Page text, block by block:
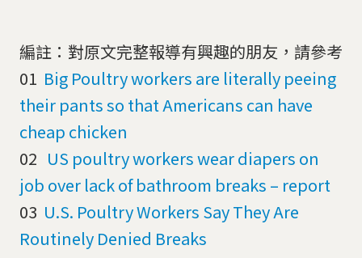
編註：對原文完整報導有興趣的朋友，請參考
01 Big Poultry workers are literally peeing
their pants so that Americans can have
cheap chicken
02 US poultry workers wear diapers on
job over lack of bathroom breaks – report
03 U.S. Poultry Workers Say They Are
Routinely Denied Breaks